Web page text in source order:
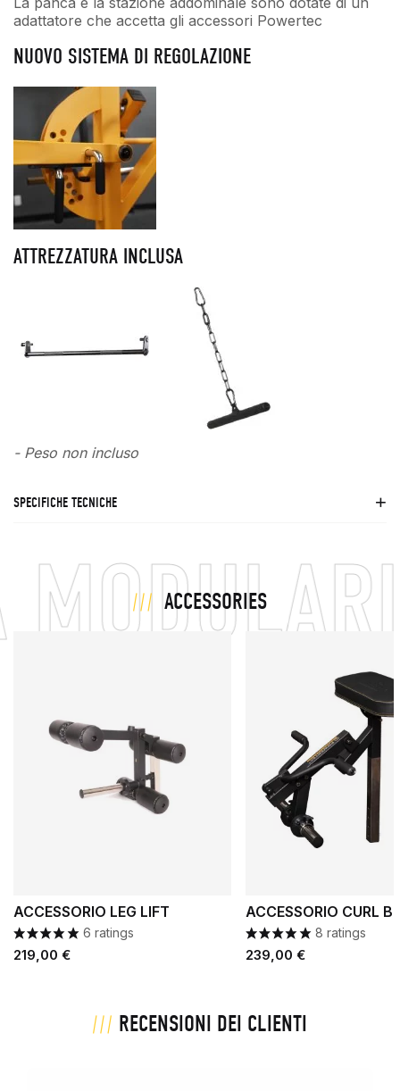
adattatore che accetta gli accessori Powertec
NUOVO SISTEMA DI REGOLAZIONE
ATTREZZATURA INCLUSA
- Peso non incluso
SPECIFICHE TECNICHE
ACCESSORIES
ACCESSORIO LEG LIFT
6 ratings
Prezzo
219,00 €
ACCESSORIO CURL
8 ratings
Prezzo
239,00 €
RECENSIONI DEI CLIENTI